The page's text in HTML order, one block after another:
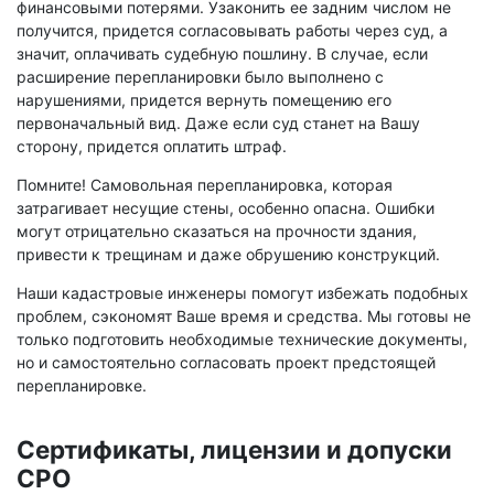
финансовыми потерями. Узаконить ее задним числом не
получится, придется согласовывать работы через суд, а
значит, оплачивать судебную пошлину. В случае, если
расширение перепланировки было выполнено с
нарушениями, придется вернуть помещению его
первоначальный вид. Даже если суд станет на Вашу
сторону, придется оплатить штраф.
Помните! Самовольная перепланировка, которая
затрагивает несущие стены, особенно опасна. Ошибки
могут отрицательно сказаться на прочности здания,
привести к трещинам и даже обрушению конструкций.
Наши кадастровые инженеры помогут избежать подобных
проблем, сэкономят Ваше время и средства. Мы готовы не
только подготовить необходимые технические документы,
но и самостоятельно согласовать проект предстоящей
перепланировке.
Сертификаты, лицензии и допуски
СРО